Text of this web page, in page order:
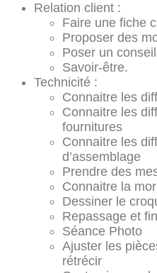
Relation client :
Faire une fiche
Proposer des
Poser un
Savoir-être.
Technicité :
Connaitre les
Connaitre les
fournitures
Connaitre les
d’assemblage
Prendre des
Connaitre la
Dessiner le
Repassage et
Séance Photo
Ajuster les
rétrécir